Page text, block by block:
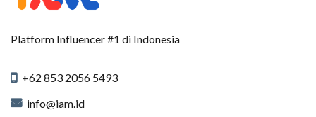
Platform Influencer #1 di Indonesia
+62 853 2056 5493
info@iam.id